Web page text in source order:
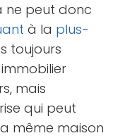
ne peut donc
à la plus-
toujours
mais
qui peut
même maison